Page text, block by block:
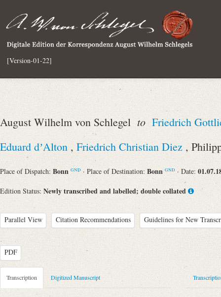
[Version-01-22]
August Wilhelm von Schlegel to Friedrich
Eduard dʼAlton , Friedrich Christian Diez ,
Place of Dispatch: Bonn GND · Place of Destination: Bonn GND · Date:
Edition Status: Newly transcribed and labelled; double collated
Parallel View Citation Recommendations Guidelines for New
PDF
Metadata Concerning Header
Sender: August Wilhelm von Schlegel
Transcription Digitized Manuscript